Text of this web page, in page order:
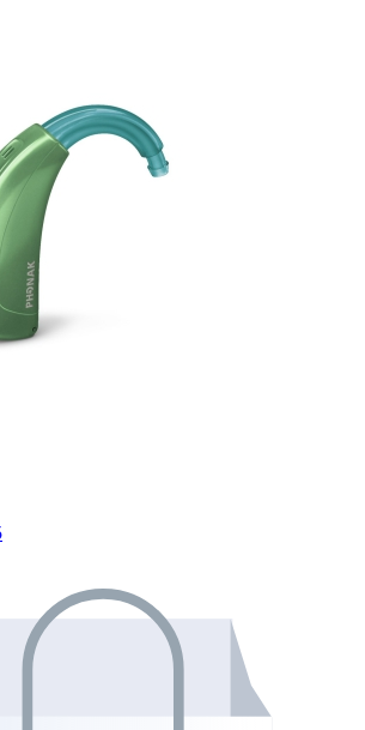
Signia Pure BCT IX
R LI 7
Widex filters FiltersDomes
Oplaadbaar
IX is het nieuwste hoortoestel van Signia.